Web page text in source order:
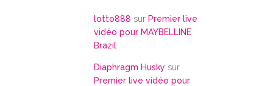
lotto888 sur Premier live
vidéo pour MAYBELLINE
Brazil
Diaphragm Husky sur
Premier live vidéo pour